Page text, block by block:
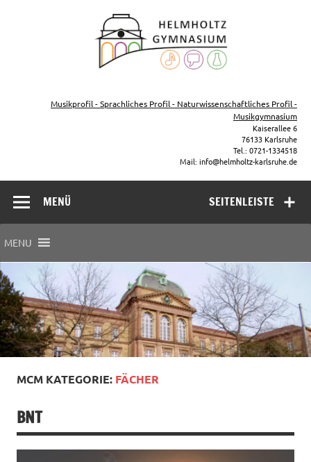
Musikprofil - Sprachliches Profil - Naturwissenschaftliches Profil -
Musikgymnasium
Kaiserallee 6
76133 Karlsruhe
Tel.: 0721-1334518
Mail: info@helmholtz-karlsruhe.de
SEITENLEISTE
MENÜ
MENU
MCM KATEGORIE: FÄCHER
BNT